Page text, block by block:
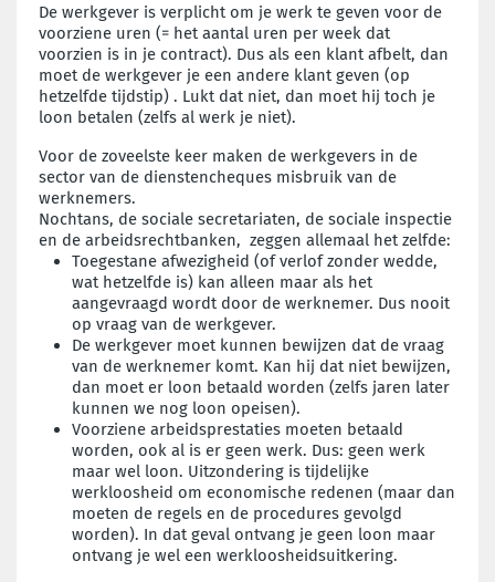
De werkgever is verplicht om je werk te geven voor de
voorziene uren (= het aantal uren per week dat
voorzien is in je contract). Dus als een klant afbelt, dan
moet de werkgever je een andere klant geven (op
hetzelfde tijdstip) . Lukt dat niet, dan moet hij toch je
loon betalen (zelfs al werk je niet).
Voor de zoveelste keer maken de werkgevers in de
sector van de dienstencheques misbruik van de
werknemers.
Nochtans, de sociale secretariaten, de sociale inspectie
en de arbeidsrechtbanken, zeggen allemaal het zelfde:
Toegestane afwezigheid (of verlof zonder wedde,
wat hetzelfde is) kan alleen maar als het
aangevraagd wordt door de werknemer. Dus nooit
op vraag van de werkgever.
De werkgever moet kunnen bewijzen dat de vraag
van de werknemer komt. Kan hij dat niet bewijzen,
dan moet er loon betaald worden (zelfs jaren later
kunnen we nog loon opeisen).
Voorziene arbeidsprestaties moeten betaald
worden, ook al is er geen werk. Dus: geen werk
maar wel loon. Uitzondering is tijdelijke
werkloosheid om economische redenen (maar dan
moeten de regels en de procedures gevolgd
worden). In dat geval ontvang je geen loon maar
ontvang je wel een werkloosheidsuitkering.